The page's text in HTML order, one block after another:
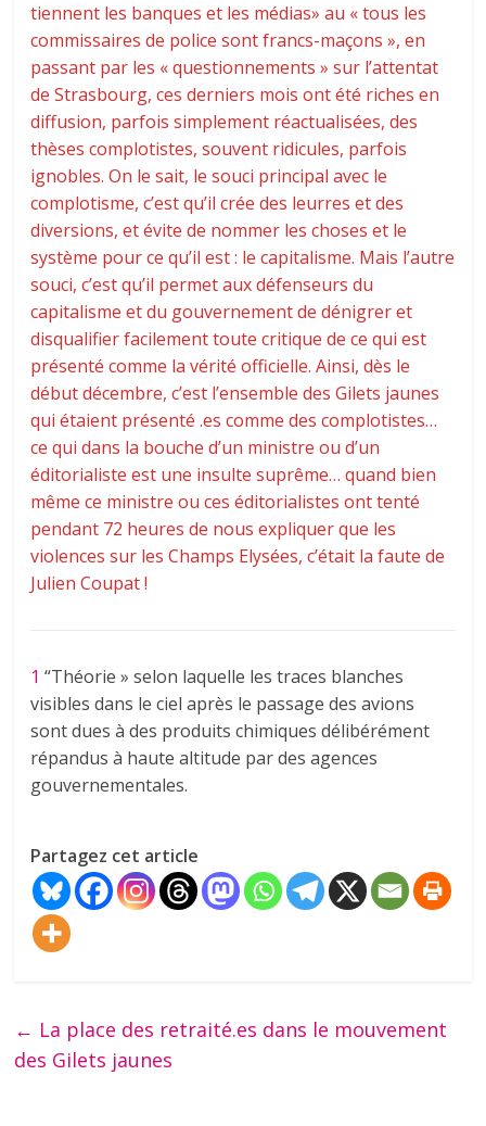
tiennent les banques et les médias» au « tous les
commissaires de police sont francs-maçons », en
passant par les « questionnements » sur l’attentat
de Strasbourg, ces derniers mois ont été riches en
diffusion, parfois simplement réactualisées, des
thèses complotistes, souvent ridicules, parfois
ignobles. On le sait, le souci principal avec le
complotisme, c’est qu’il crée des leurres et des
diversions, et évite de nommer les choses et le
système pour ce qu’il est : le capitalisme. Mais l’autre
souci, c’est qu’il permet aux défenseurs du
capitalisme et du gouvernement de dénigrer et
disqualifier facilement toute critique de ce qui est
présenté comme la vérité officielle. Ainsi, dès le
début décembre, c’est l’ensemble des Gilets jaunes
qui étaient présenté .es comme des complotistes…
ce qui dans la bouche d’un ministre ou d’un
éditorialiste est une insulte suprême… quand bien
même ce ministre ou ces éditorialistes ont tenté
pendant 72 heures de nous expliquer que les
violences sur les Champs Elysées, c’était la faute de
Julien Coupat !
1 “Théorie » selon laquelle les traces blanches
visibles dans le ciel après le passage des avions
sont dues à des produits chimiques délibérément
répandus à haute altitude par des agences
gouvernementales.
Partagez cet article
← La place des retraité.es dans le mouvement
des Gilets jaunes